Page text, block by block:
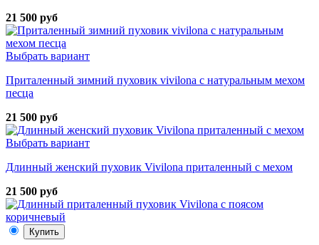
21 500 руб
Выбрать вариант
Приталенный зимний пуховик vivilona с натуральным мехом
песца
21 500 руб
Выбрать вариант
Длинный женский пуховик Vivilona приталенный с мехом
21 500 руб
Купить